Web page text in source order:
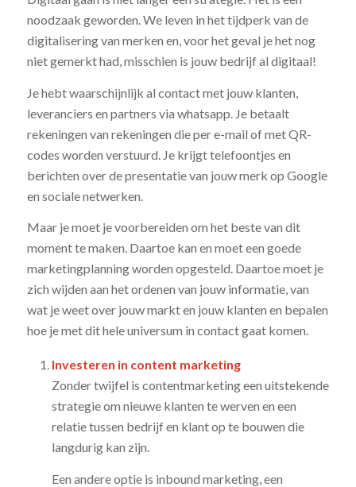
noodzaak geworden. We leven in het tijdperk van de
digitalisering van merken en, voor het geval je het nog
niet gemerkt had, misschien is jouw bedrijf al digitaal!
Je hebt waarschijnlijk al contact met jouw klanten,
leveranciers en partners via whatsapp. Je betaalt
rekeningen van rekeningen die per e-mail of met QR-
codes worden verstuurd. Je krijgt telefoontjes en
berichten over de presentatie van jouw merk op Google
en sociale netwerken.
Maar je moet je voorbereiden om het beste van dit
moment te maken. Daartoe kan en moet een goede
marketingplanning worden opgesteld. Daartoe moet je
zich wijden aan het ordenen van jouw informatie, van
wat je weet over jouw markt en jouw klanten en bepalen
hoe je met dit hele universum in contact gaat komen.
Investeren in content marketing
Zonder twijfel is contentmarketing een uitstekende
strategie om nieuwe klanten te werven en een
relatie tussen bedrijf en klant op te bouwen die
langdurig kan zijn.
Een andere optie is inbound marketing, een